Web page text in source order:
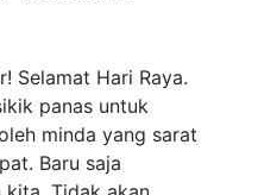
Selamat Hari Raya.
panas untuk
minda yang sarat
Baru saja